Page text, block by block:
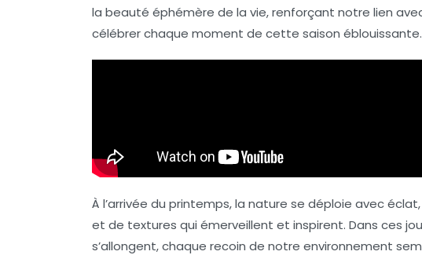
la beauté éphémère de la vie, renforçant notre lien
célébrer chaque moment de cette saison éblouissante.
À l’arrivée du printemps, la nature se déploie avec
et de textures qui émerveillent et inspirent. Dans ces
s’allongent, chaque recoin de notre environnement